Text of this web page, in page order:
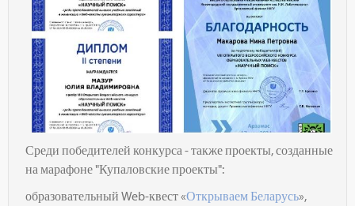
Среди победителей конкурса - также проекты, созданные
на марафоне "Купаловские проекты":
образовательный Web-квест «Открываем Беларусь»,